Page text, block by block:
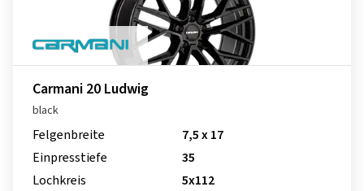
Carmani 20 Ludwig
black
Felgenbreite
7,5 x 17
Einpresstiefe
35
Lochkreis
5x112